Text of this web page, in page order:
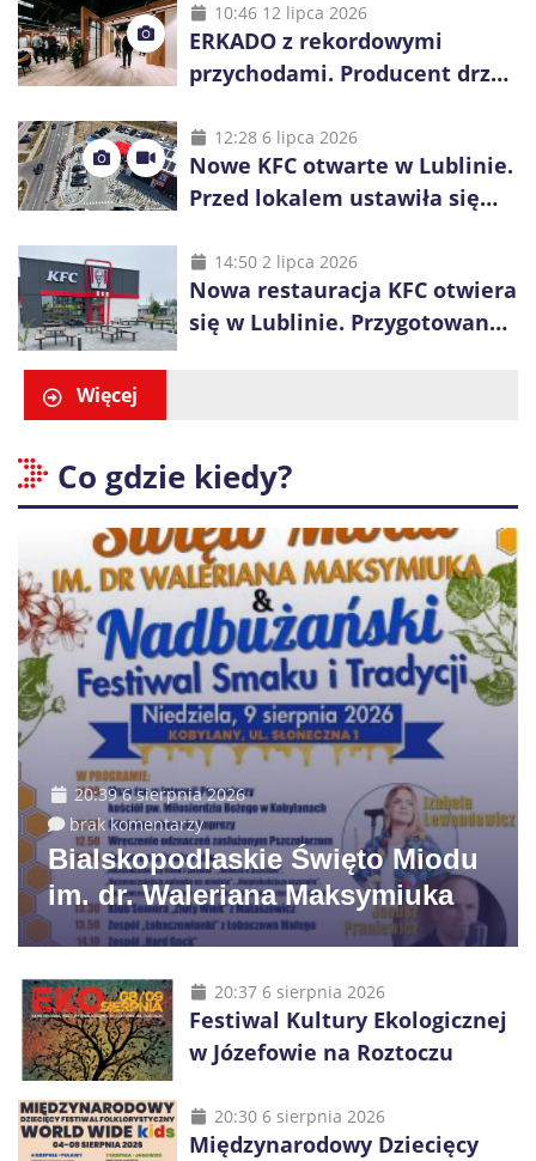
10:46 12 lipca 2026
ERKADO z rekordowymi
przychodami. Producent drzwi
inwestycje
12:28 6 lipca 2026
Nowe KFC otwarte w Lublinie.
Przed lokalem ustawiła się
14:50 2 lipca 2026
Nowa restauracja KFC otwiera
się w Lublinie. Przygotowano
Więcej
Co gdzie kiedy?
20:39 6 sierpnia 2026
brak komentarzy
Bialskopodlaskie Święto Miodu
im. dr. Waleriana Maksymiuka
20:37 6 sierpnia 2026
Festiwal Kultury Ekologicznej
w Józefowie na Roztoczu
20:30 6 sierpnia 2026
Międzynarodowy Dziecięcy